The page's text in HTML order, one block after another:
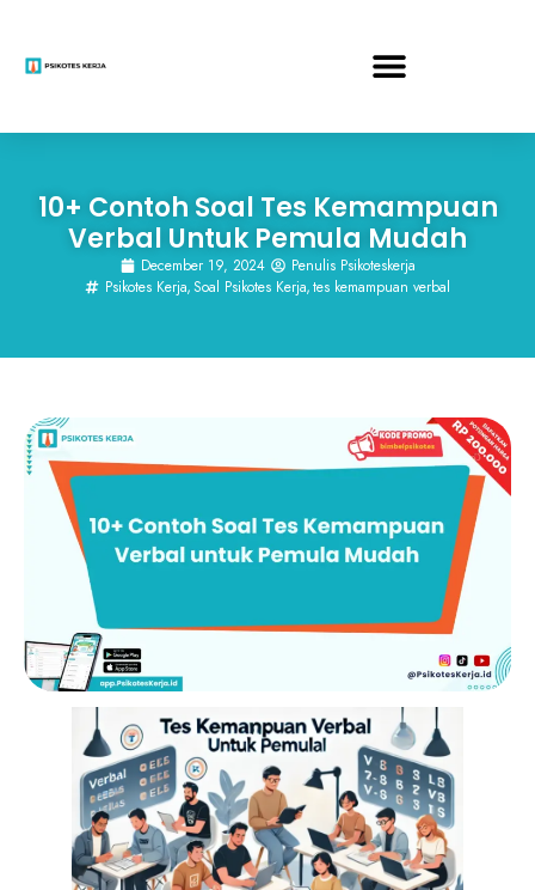
10+ Contoh Soal Tes Kemampuan
Verbal Untuk Pemula Mudah
December 19, 2024
Penulis Psikoteskerja
Psikotes Kerja,Soal Psikotes Kerja,tes kemampuan verbal